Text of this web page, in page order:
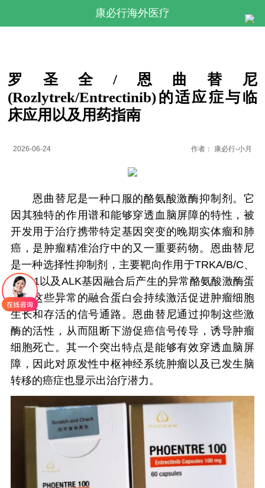
康必行海外医疗
罗圣全/恩曲替尼
(Rozlytrek/Entrectinib)的适应症与临
床应用以及用药指南
2026-06-24 作者： 康必行-小月
恩曲替尼是一种口服的酪氨酸激酶抑制剂。它
因其独特的作用谱和能够穿透血脑屏障的特性，被
开发用于治疗携带特定基因突变的晚期实体瘤和肺
癌，是肿瘤精准治疗中的又一重要药物。恩曲替尼
是一种选择性抑制剂，主要靶向作用于TRKA/B/C、
ROS1以及ALK基因融合后产生的异常酪氨酸激酶蛋
白。这些异常的融合蛋白会持续激活促进肿瘤细胞
生长和存活的信号通路。恩曲替尼通过抑制这些激
酶的活性，从而阻断下游促癌信号传导，诱导肿瘤
细胞死亡。其一个突出特点是能够有效穿透血脑屏
障，因此对原发性中枢神经系统肿瘤以及已发生脑
转移的癌症也显示出治疗潜力。